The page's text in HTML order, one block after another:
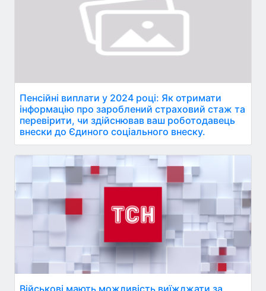
Пенсійні виплати у 2024 році: Як отримати
інформацію про зароблений страховий стаж та
перевірити, чи здійснював ваш роботодавець
внески до Єдиного соціального внеску.
Військові мають можливість виїжджати за